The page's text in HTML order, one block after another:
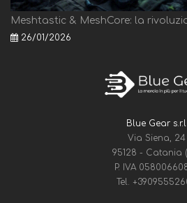
Meshtastic & MeshCore: la
26/01/2026
Blue Gear s.r.l
Via Siena, 24
95128 - Catania
P. IVA
Tel.